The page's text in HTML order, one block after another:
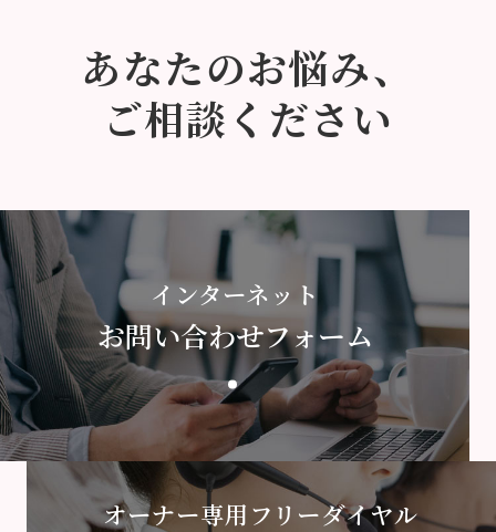
あなたのお悩み、
ご相談ください
インターネット
お問い合わせフォーム
オーナー専用フリーダイヤル